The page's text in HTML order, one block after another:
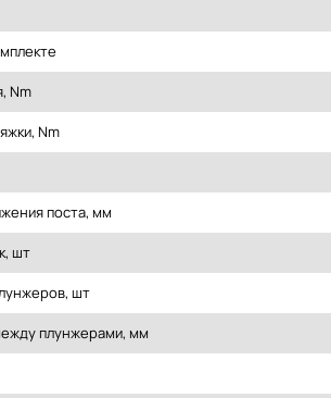
Nm
Nm
поста, мм
шт
шт
плунжерами, мм